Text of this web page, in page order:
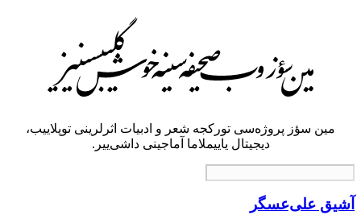
مین سؤز پروژه‌سی تورکجه شعر و ادبیات اثرلرینی توپلاییب،
دیجیتال یاییملاما آماجینی داشی‌ییر.
آشیق علی‌عسگر